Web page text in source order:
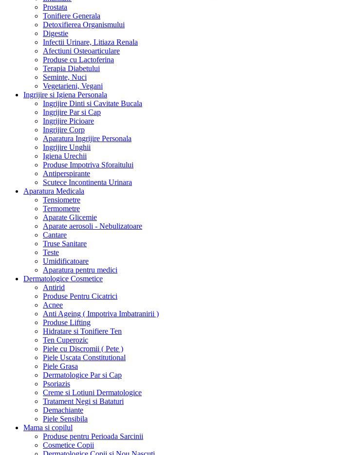
Prostata
Tonifiere Generala
Detoxifierea Organismului
Digestie
Infectii Urinare, Litiaza Renala
Afectiuni Osteoarticulare
Produse cu Lactoferina
Terapia Diabetului
Seminte, Nuci
Vegetarieni, Vegani
Ingrijire si Igiena Personala
Ingrijire Dinti si Cavitate Bucala
Ingrijire Par si Cap
Ingrijire Picioare
Ingrijire Corp
Aparatura Ingrijire Personala
Ingrijire Unghii
Igiena Urechii
Produse Impotriva Sforaitului
Antiperspirante
Scutece Incontinenta Urinara
Aparatura Medicala
Tensiometre
Termometre
Aparate Glicemie
Aparate aerosoli - Nebulizatoare
Cantare
Truse Sanitare
Teste
Umidificatoare
Aparatura pentru medici
Dermatologice Cosmetice
Antirid
Produse Pentru Cicatrici
Acnee
Anti Ageing ( Impotriva Imbatranirii )
Produse Lifting
Hidratare si Tonifiere Ten
Ten Cuperozic
Piele cu Discromii ( Pete )
Piele Uscata Constitutional
Piele Grasa
Dermatologice Par si Cap
Psoriazis
Creme si Lotiuni Dermatologice
Tratament Negi si Bataturi
Demachiante
Piele Sensibila
Mama si copilul
Produse pentru Perioada Sarcinii
Cosmetice Copii